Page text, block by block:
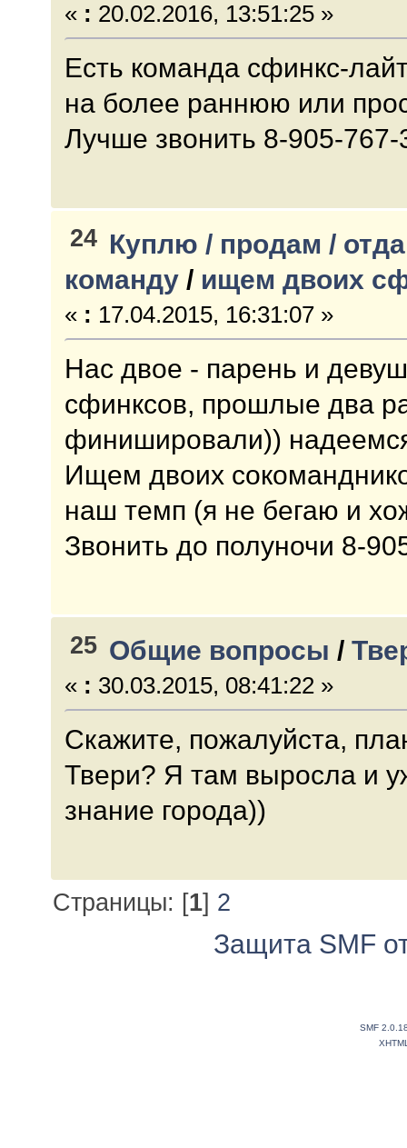
« : 20.02.2016, 13:51:25 »
Есть команда сфинкс-
на более раннюю или
Лучше звонить 8-905-767-
24 Куплю / продам /
команду / ищем двоих
« : 17.04.2015, 16:31:07 »
Нас двое - парень и
сфинксов, прошлые два
финишировали))
Ищем двоих
наш темп (я не бегаю и
Звонить до полуночи 8-
25 Общие вопросы /
« : 30.03.2015, 08:41:22 »
Скажите, пожалуйста,
Твери? Я там выросла и
знание города))
Страницы: [1] 2
Защита SMF
SMF